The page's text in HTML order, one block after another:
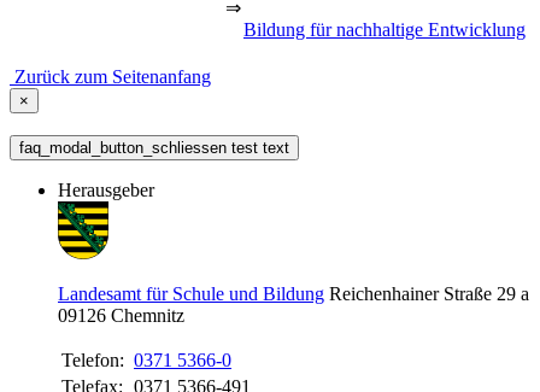
⇒
Bildung für nachhaltige Entwicklung
Zurück zum Seitenanfang
×
faq_modal_button_schliessen test text
Herausgeber
Landesamt für Schule und Bildung Reichenhainer Straße 29 a
09126 Chemnitz
Telefon: 0371 5366-0
Telefax: 0371 5366-491